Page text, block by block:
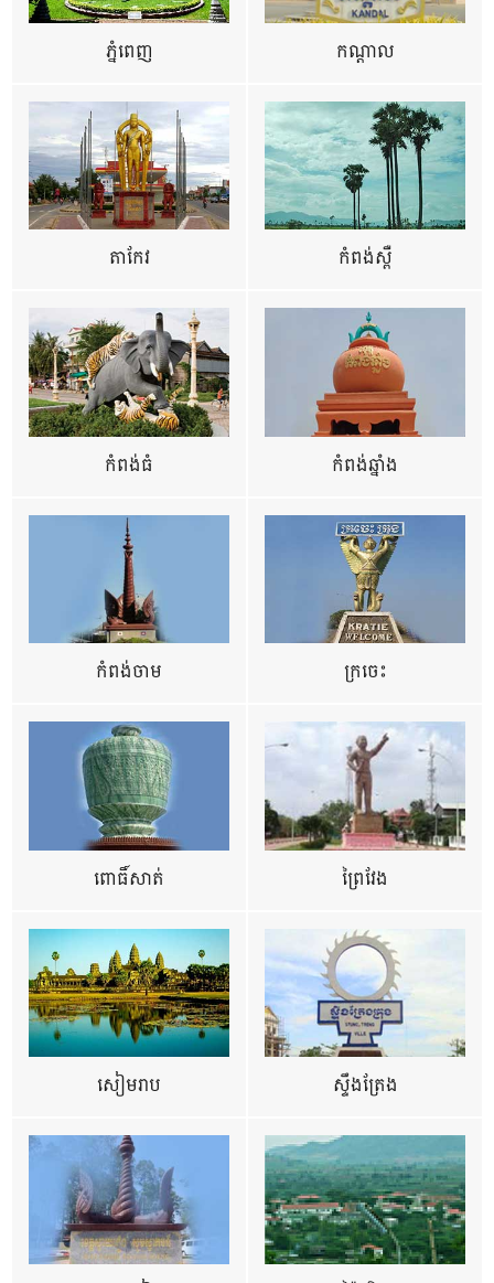
ភ្នំពេញ កណ្តាល
តាកែវ កំពង់ស្ពឺ
កំពង់ធំ កំពង់ឆ្នាំង
កំពង់ចាម ក្រចេះ
ពោធិ៍សាត់ ព្រៃវែង
សៀមរាប ស្ទឹងត្រែង